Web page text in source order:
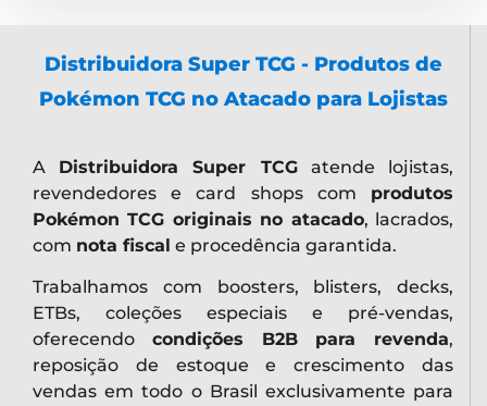
Distribuidora Super TCG - Produtos de
Pokémon TCG no Atacado para Lojistas
A Distribuidora Super TCGatende lojistas,
revendedores e card shops com produtos
Pokémon TCG originais no atacado, lacrados,
com nota fiscal e procedência garantida.
Trabalhamos com boosters, blisters, decks,
ETBs, coleções especiais e pré-vendas,
oferecendo condições B2B para revenda,
reposição de estoque e crescimento das
vendas em todo o Brasil exclusivamente para